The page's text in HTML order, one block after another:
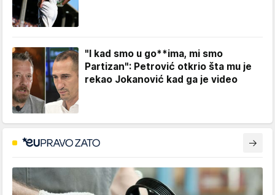
"I kad smo u go**ima, mi smo
Partizan": Petrović otkrio šta mu je
rekao Jokanović kad ga je video